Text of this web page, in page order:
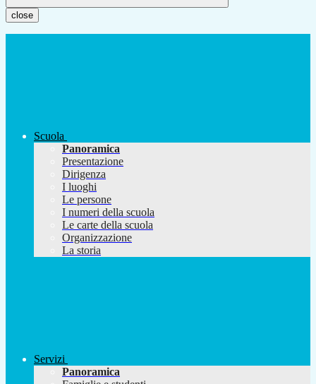
close
Scuola
Panoramica
Presentazione
Dirigenza
I luoghi
Le persone
I numeri della scuola
Le carte della scuola
Organizzazione
La storia
Servizi
Panoramica